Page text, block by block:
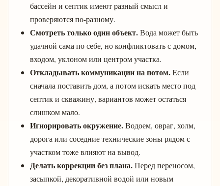
бассейн и септик имеют разный смысл и
проверяются по-разному.
Смотреть только один объект.Вода может быть
удачной сама по себе, но конфликтовать с домом,
входом, уклоном или центром участка.
Откладывать коммуникации на потом.Если
сначала поставить дом, а потом искать место под
септик и скважину, вариантов может остаться
слишком мало.
Игнорировать окружение.Водоем, овраг, холм,
дорога или соседние технические зоны рядом с
участком тоже влияют на вывод.
Делать коррекции без плана.Перед переносом,
засыпкой, декоративной водой или новым